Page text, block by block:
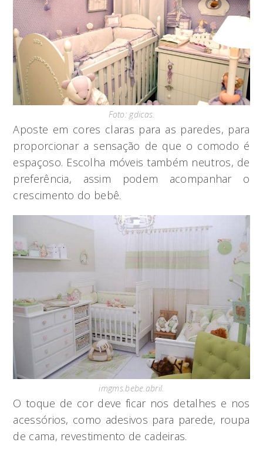
Foto: gdicas.
Aposte em cores claras para as paredes, para
proporcionar a sensação de que o comodo é
espaçoso. Escolha móveis também neutros, de
preferência, assim podem acompanhar o
crescimento do bebê.
imgms.bebe.abril.
O toque de cor deve ficar nos detalhes e nos
acessórios, como adesivos para parede, roupa
de cama, revestimento de cadeiras.